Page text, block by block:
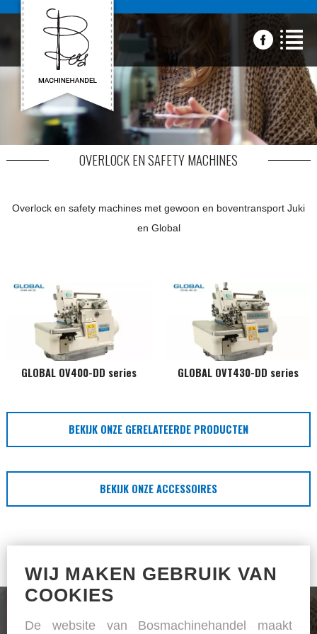
OVERLOCK EN SAFETY MACHINES
Overlock en safety machines met gewoon en boventransport Juki
en Global
GLOBAL OV400-DD series GLOBAL OVT430-DD series
BEKIJK ONZE GERELATEERDE PRODUCTEN
BEKIJK ONZE ACCESSOIRES
WIJ MAKEN GEBRUIK VAN
COOKIES
De website van Bosmachinehandel maakt